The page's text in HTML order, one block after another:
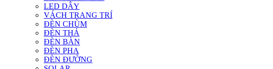
LED DÂY
VÁCH TRANG TRÍ
ĐÈN CHÙM
ĐÈN THẢ
ĐÈN BÀN
ĐÈN PHA
ĐÈN ĐƯỜNG